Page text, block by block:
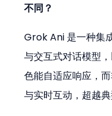
不同？
Grok Ani 是一种集
与交互式对话模型
色能自适应响应，
与实时互动，超越典